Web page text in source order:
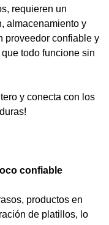
requieren un
almacenamiento y
proveedor confiable y
todo funcione sin
y conecta con los
confiable
productos en
de platillos, lo